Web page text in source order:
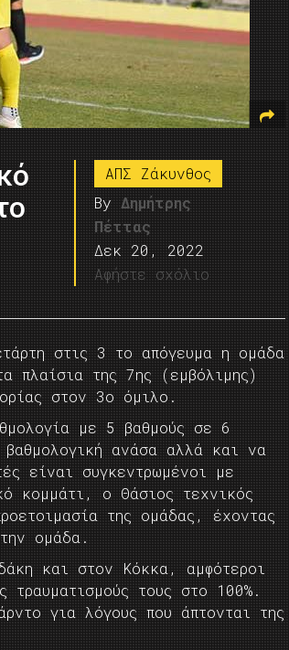
ΑΠΣ Ζάκυνθος
By Δημήτρης
Πέττας
Δεκ 20, 2022
Αφήστε σχόλιο
στις 3 το απόγευμα η ομάδα
πλαίσια της 7ης (εμβόλιμης)
στον 3ο όμιλο.
με 5 βαθμούς σε 6
ανάσα αλλά και να
είναι συγκεντρωμένοι με
κομμάτι, ο Θάσιος τεχνικός
της ομάδας, έχοντας
ομάδα.
και στον Κόκκα, αμφότεροι
τους στο 100%.
για λόγους που άπτονται της